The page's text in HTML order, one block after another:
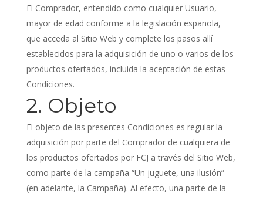
El Comprador, entendido como cualquier Usuario,
mayor de edad conforme a la legislación española,
que acceda al Sitio Web y complete los pasos allí
establecidos para la adquisición de uno o varios de los
productos ofertados, incluida la aceptación de estas
Condiciones.
2. Objeto
El objeto de las presentes Condiciones es regular la
adquisición por parte del Comprador de cualquiera de
los productos ofertados por FCJ a través del Sitio Web,
como parte de la campaña “Un juguete, una ilusión”
(en adelante, la Campaña). Al efecto, una parte de la